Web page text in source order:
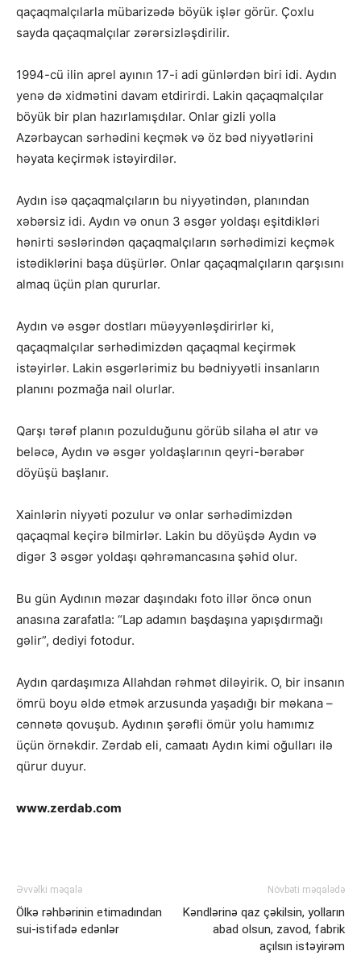
qaçaqmalçılarla mübarizədə böyük işlər görür. Çoxlu
sayda qaçaqmalçılar zərərsizləşdirilir.
1994-cü ilin aprel ayının 17-i adi günlərdən biri idi. Aydın
yenə də xidmətini davam etdirirdi. Lakin qaçaqmalçılar
böyük bir plan hazırlamışdılar. Onlar gizli yolla
Azərbaycan sərhədini keçmək və öz bəd niyyətlərini
həyata keçirmək istəyirdilər.
Aydın isə qaçaqmalçıların bu niyyətindən, planından
xəbərsiz idi. Aydın və onun 3 əsgər yoldaşı eşitdikləri
hənirti səslərindən qaçaqmalçıların sərhədimizi keçmək
istədiklərini başa düşürlər. Onlar qaçaqmalçıların qarşısını
almaq üçün plan qururlar.
Aydın və əsgər dostları müəyyənləşdirirlər ki,
qaçaqmalçılar sərhədimizdən qaçaqmal keçirmək
istəyirlər. Lakin əsgərlərimiz bu bədniyyətli insanların
planını pozmağa nail olurlar.
Qarşı tərəf planın pozulduğunu görüb silaha əl atır və
beləcə, Aydın və əsgər yoldaşlarının qeyri-bərabər
döyüşü başlanır.
Xainlərin niyyəti pozulur və onlar sərhədimizdən
qaçaqmal keçirə bilmirlər. Lakin bu döyüşdə Aydın və
digər 3 əsgər yoldaşı qəhrəmancasına şəhid olur.
Bu gün Aydının məzar daşındakı foto illər öncə onun
anasına zarafatla: “Lap adamın başdaşına yapışdırmağı
gəlir”, dediyi fotodur.
Aydın qardaşımıza Allahdan rəhmət diləyirik. O, bir insanın
ömrü boyu əldə etmək arzusunda yaşadığı bir məkana –
cənnətə qovuşub. Aydının şərəfli ömür yolu hamımız
üçün örnəkdir. Zərdab eli, camaatı Aydın kimi oğulları ilə
qürur duyur.
www.zerdab.com
Əvvəlki məqalə
Ölkə rəhbərinin etimadından
sui-istifadə edənlər
Növbəti məqalədə
Kəndlərinə qaz çəkilsin, yolların
abad olsun, zavod, fabrik
açılsın istəyirəm